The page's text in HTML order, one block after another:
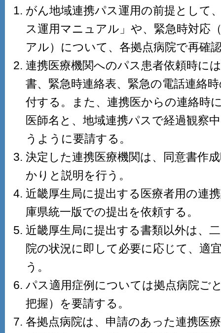
がん地域連携パス運用の前提として
ス運用マニュアル」や、緊急時対応
アル）について、各拠点病院で再確
連携医療機関へのパス患者依頼時に
書、緊急時連絡表、緊急の電話連絡
付する。また、連携医からの連絡時
医師名と、地域連携パスで経過観察
うように要請する。
決定した連携医療機関は、同意書作
かりと説明を行う。
近畿厚生局に提出する医療者用の連
庫県統一版での提出を依頼する。
近畿厚生局に提出する書類以外は、
院の状況に即して必要に応じて、適
う。
パス適用症例については拠点病院ご
把握）を要請する。
各拠点病院は、申請のあった連携医